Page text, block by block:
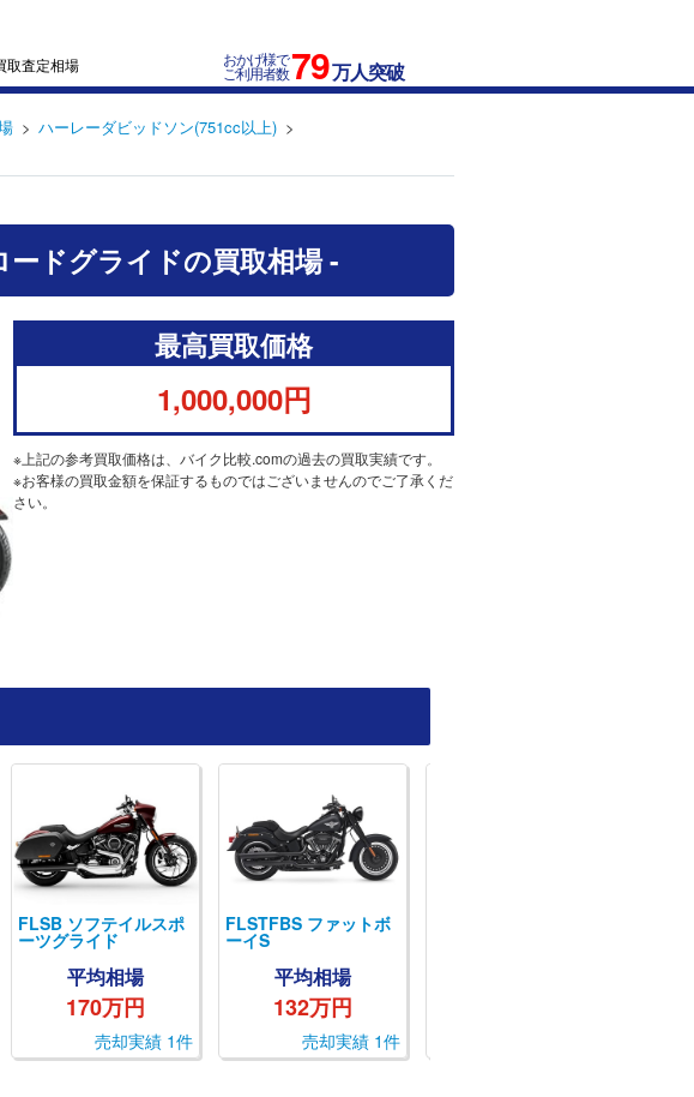
取査定相場 おかげ様で
ご利用者数79万人突破
ハーレーダビッドソン(751cc以上)
ドグライドの買取相場 -
最高買取価格
1,000,000円
※上記の参考買取価格は、バイク比較.comの過去の買取実績です。
※お客様の買取金額を保証するものではございませんのでご了承くだ
さい。
FLSB ソフテイルスポ
ーツグライド
平均相場
170万円
売却実績 1件
FLSTFBS ファットボ
ーイS
平均相場
132万円
売却実績 1件